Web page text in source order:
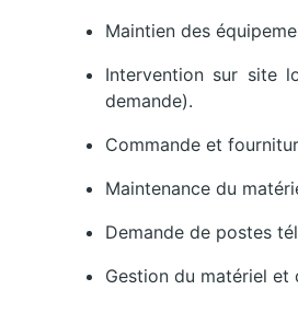
Maintien des
Intervention sur site
demande).
Commande et
Maintenance du
Demande de postes
Gestion du matériel et